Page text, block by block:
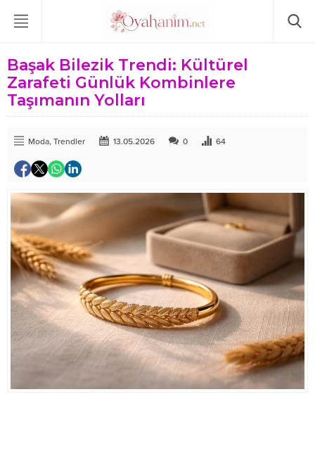
Başak Bilezik Trendi: Kültürel
Zarafeti Günlük Kombinlere
Taşımanın Yolları
Moda, Trendler 13.05.2026 0 64